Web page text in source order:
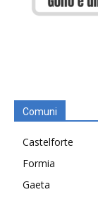
Comuni
Castelforte
Formia
Gaeta